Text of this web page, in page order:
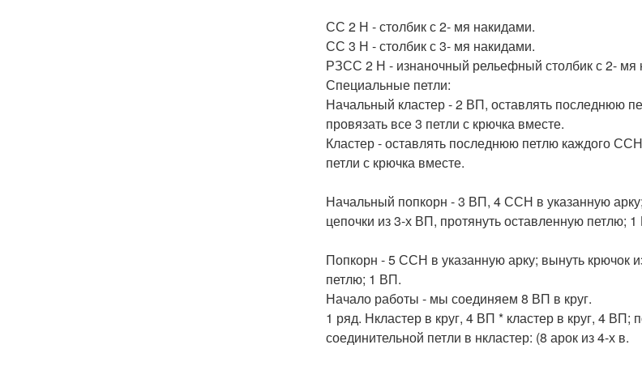
СС 2 Н - столбик с 2- мя накидами.
СС 3 Н - столбик с 3- мя накидами.
РЗСС 2 Н - изнаночный рельефный столбик с 2- мя
Специальные петли:
Начальный кластер - 2 ВП, оставлять последнюю
провязать все 3 петли с крючка вместе.
Кластер - оставлять последнюю петлю каждого
петли с крючка вместе.
Начальный попкорн - 3 ВП, 4 ССН в указанную
цепочки из 3-х ВП, протянуть оставленную петлю;
Попкорн - 5 ССН в указанную арку; вынуть крючок
петлю; 1 ВП.
Начало работы - мы соединяем 8 ВП в круг.
1 ряд. Нкластер в круг, 4 ВП * кластер в круг, 4
соединительной петли в нкластер: (8 арок из 4-х в.